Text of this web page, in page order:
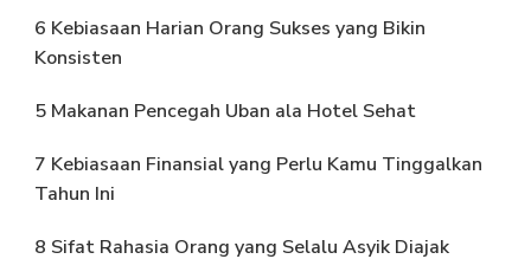
6 Kebiasaan Harian Orang Sukses yang Bikin
Konsisten
5 Makanan Pencegah Uban ala Hotel Sehat
7 Kebiasaan Finansial yang Perlu Kamu Tinggalkan
Tahun Ini
8 Sifat Rahasia Orang yang Selalu Asyik Diajak